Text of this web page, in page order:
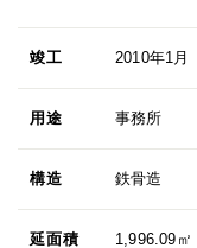
竣工 2010年1月
用途 事務所
構造 鉄骨造
延面積 1,996.09㎡